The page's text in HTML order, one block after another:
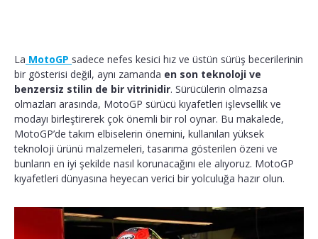
La MotoGP sadece nefes kesici hız ve üstün sürüş becerilerinin
bir gösterisi değil, aynı zamanda en son teknoloji ve
benzersiz stilin de bir vitrinidir. Sürücülerin olmazsa
olmazları arasında, MotoGP sürücü kıyafetleri işlevsellik ve
modayı birleştirerek çok önemli bir rol oynar. Bu makalede,
MotoGP’de takım elbiselerin önemini, kullanılan yüksek
teknoloji ürünü malzemeleri, tasarıma gösterilen özeni ve
bunların en iyi şekilde nasıl korunacağını ele alıyoruz. MotoGP
kıyafetleri dünyasına heyecan verici bir yolculuğa hazır olun.